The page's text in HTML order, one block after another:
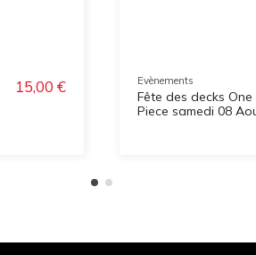
15,00 € Evènements
Fête des decks One
Piece samedi 08